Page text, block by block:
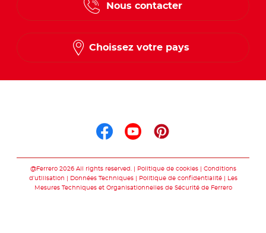
Nous contacter
Choissez votre pays
@Ferrero 2026 All rights reserved. Politique de cookies
Conditions
d’utilisation
Données Techniques Politique de confidentialité
Les
Mesures Techniques et Organisationnelles de Sécurité de Ferrero